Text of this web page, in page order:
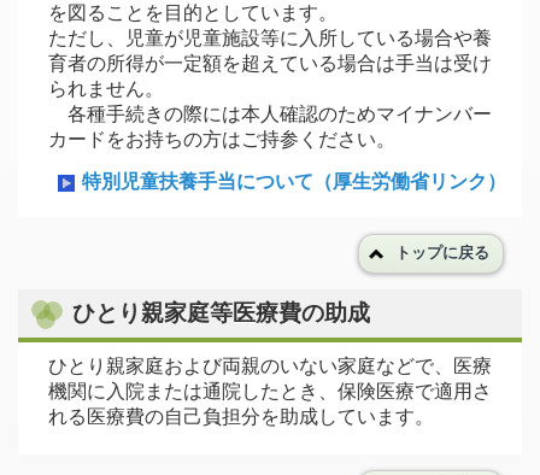
を図ることを目的としています。
ただし、児童が児童施設等に入所している場合や養
育者の所得が一定額を超えている場合は手当は受け
られません。
各種手続きの際には本人確認のためマイナンバー
カードをお持ちの方はご持参ください。
特別児童扶養手当について（厚生労働省リンク）
トップに戻る
ひとり親家庭等医療費の助成
ひとり親家庭および両親のいない家庭などで、医療
機関に入院または通院したとき、保険医療で適用さ
れる医療費の自己負担分を助成しています。